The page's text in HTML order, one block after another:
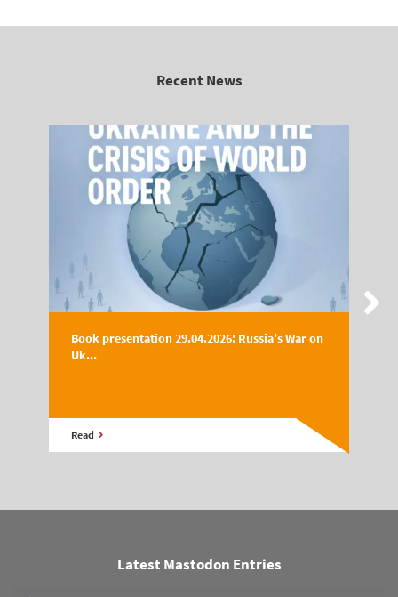
Recent News
Book presentation 29.04.2026: Russia’s War on
Uk...
Read
Latest Mastodon Entries